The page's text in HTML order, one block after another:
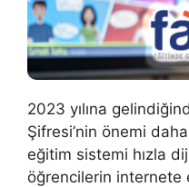
2023 yılına
Şifresi’nin önemi
eğitim sistemi hızla
öğrencilerin internete